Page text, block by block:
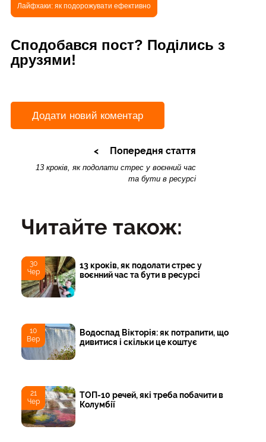
Лайфхаки: як подорожувати ефективно
Сподобався пост? Поділись з
друзями!
Додати новий коментар
Попередня стаття
13 кроків, як подолати стрес у воєнний час
та бути в ресурсі
Читайте також:
30
Чер
13 кроків, як подолати стрес у
воєнний час та бути в ресурсі
10
Вер
Водоспад Вікторія: як потрапити, що
дивитися і скільки це коштує
21
Чер
ТОП-10 речей, які треба побачити в
Колумбії